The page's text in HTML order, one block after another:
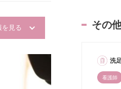
を見る その
洗
看護師